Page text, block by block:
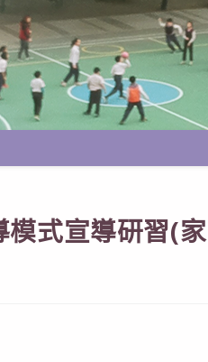
模式宣導研習(家